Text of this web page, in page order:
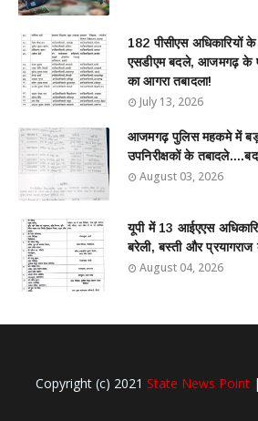
182 पीसीएस अधिकारियों
एसडीएम बदले, आजमगढ़ के
का आगरा तबादला!
July 13, 2026
आजमगढ़ पुलिस महकमे में
उपनिरीक्षकों के
August 03, 2026
यूपी में 13 आईएएस
बरेली, बस्ती और
August 04, 2026
Copyright (c) 2021 State News Point